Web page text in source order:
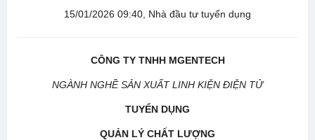
15/01/2026 09:40, Nhà đầu tư tuyển dụng
CÔNG TY TNHH MGENTECH
NGÀNH NGHỀ SẢN XUẤT LINH KIỆN ĐIỆN TỬ
TUYỂN DỤNG
QUẢN LÝ CHẤT LƯỢNG